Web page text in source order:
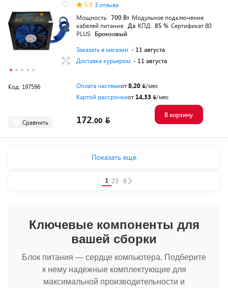
5.0 3 отзыва
Мощность: 700 Вт Модульное подключение
кабелей питания: Да КПД: 85 % Сертификат 80
PLUS: Бронзовый
Заказать в магазин - 11 августа
Доставка курьером - 11 августа
Код: 197596 Оплата частямиот8,20
/мес
Картой рассрочкиот 14,33 /мес
Сравнить 172.00
В корзину
Показать еще
1 23 6
Ключевые компоненты для
вашей сборки
Блок питания — сердце компьютера. Подберите
к нему надежные комплектующие для
максимальной производительности и